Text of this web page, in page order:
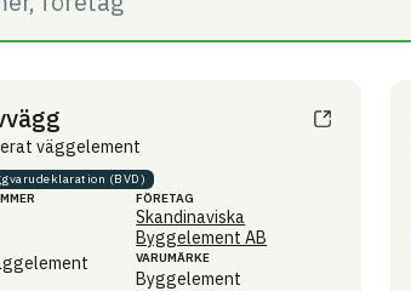
väggelement
(BVD)
FÖRETAG
Skandinaviska
Byggelement AB
VARUMÄRKE
Byggelement